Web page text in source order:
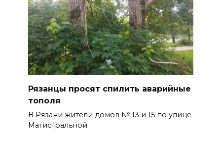
Рязанцы просят спилить аварийные
тополя
В Рязани жители домов № 13 и 15 по улице
Магистральной